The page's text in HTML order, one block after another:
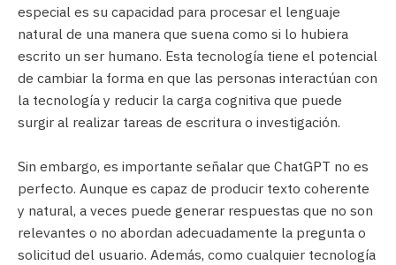
especial es su capacidad para procesar el lenguaje
natural de una manera que suena como si lo hubiera
escrito un ser humano. Esta tecnología tiene el potencial
de cambiar la forma en que las personas interactúan con
la tecnología y reducir la carga cognitiva que puede
surgir al realizar tareas de escritura o investigación.
Sin embargo, es importante señalar que ChatGPT no es
perfecto. Aunque es capaz de producir texto coherente
y natural, a veces puede generar respuestas que no son
relevantes o no abordan adecuadamente la pregunta o
solicitud del usuario. Además, como cualquier tecnología
No, thanks